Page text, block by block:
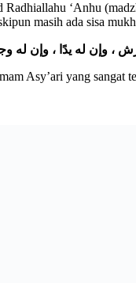
‘Anhu
masih ada sisa
، وإن له يدًا ، وإن له
Asy’ari yang sangat